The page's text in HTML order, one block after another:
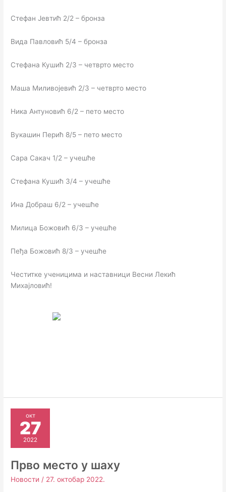
Стефан Јевтић 2/2 – бронза
Вида Павловић 5/4 – бронза
Стефана Кушић 2/3 – четврто место
Маша Миливојевић 2/3 – четврто место
Ника Антуновић 6/2 – пето место
Вукашин Перић 8/5 – пето место
Сара Сакач 1/2 – учешће
Стефана Кушић 3/4 – учешће
Ина Добраш 6/2 – учешће
Милица Божовић 6/3 – учешће
Пеђа Божовић 8/3 – учешће
Честитке ученицима и наставници Весни Лекић
Михајловић!
окт
27
2022
Прво место у шаху
Новости / 27. октобар 2022.